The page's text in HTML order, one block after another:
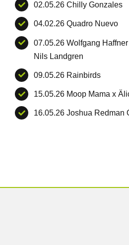
02.05.26 Chilly Gonzales
04.02.26 Quadro Nuevo
07.05.26 Wolfgang
Nils Landgren
09.05.26 Rainbirds
15.05.26 Moop Mama x
16.05.26 Joshua Redman